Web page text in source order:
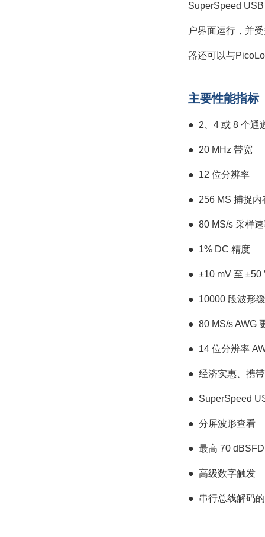
SuperSpeed
户界面运行，并
器还可以与
主要性能指标
● 2、4 或 8 个通
● 20 MHz 带宽
● 12 位分辨率
● 256 MS 捕捉内
● 80 MS/s 采样
● 1% DC 精度
● ±10 mV 至 ±50
● 10000 段波形
● 80 MS/s AWG
● 14 位分辨率
● 经济实惠、携
● SuperSpeed
● 分屏波形查看
● 最高 70
● 高级数字触发
● 串行总线解码